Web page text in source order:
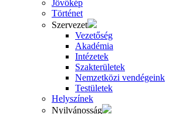
Jövőkép
Történet
Szervezet
Vezetőség
Akadémia
Intézetek
Szakterületek
Nemzetközi vendégeink
Testületek
Helyszínek
Nyilvánosság